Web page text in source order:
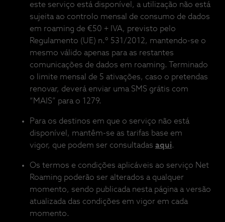
este serviço está disponível, a utilização não está
sujeita ao controlo mensal de consumo de dados
em roaming de €50 + IVA, previsto pelo
Regulamento (UE) n.º 531/2012, mantendo-se o
mesmo válido apenas para as restantes
comunicações de dados em roaming. Terminado
o limite mensal de 5 ativações, caso o pretendas
renovar, deverá enviar uma SMS grátis com
“MAIS” para o 1279.
Para os destinos em que o serviço não está
disponível, mantêm-se as tarifas base em
vigor, que podem ser consultadas aqui.
Os termos e condições aplicáveis ao serviço Net
Roaming poderão ser alterados a qualquer
momento, sendo publicada nesta página a versão
atualizada das condições em vigor em cada
momento.